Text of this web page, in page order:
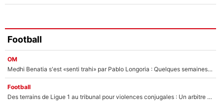
Football
OM
Medhi Benatia s'est «senti trahi» par Pablo Longoria : Quelques semaines après son départ, l'ancien directeur de football de l'OM règle ses comptes
Football
Des terrains de Ligue 1 au tribunal pour violences conjugales : Un arbitre français encourt une peine de 18 mois de prison !